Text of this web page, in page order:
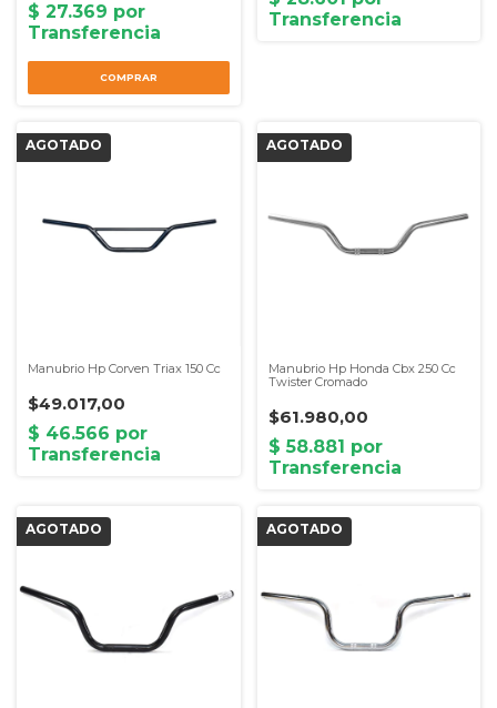
Manubrio Hp Corven Triax 150 Cc
$49.017,00
Manubrio Hp Honda Cbx 250 Cc
Twister Cromado
$61.980,00